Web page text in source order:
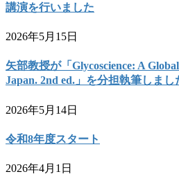
講演を行いました
2026年5月15日
矢部教授が「Glycoscience: A
Japan. 2nd ed.」を分担執筆しまし
2026年5月14日
令和8年度スタート
2026年4月1日